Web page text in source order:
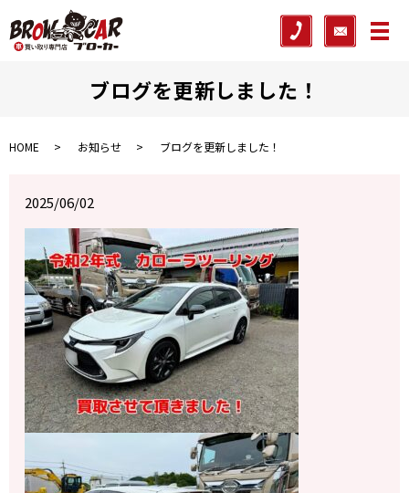
メ
ブログを更新しました！
HOME お知らせ ブログを更新しました！
2025/06/02